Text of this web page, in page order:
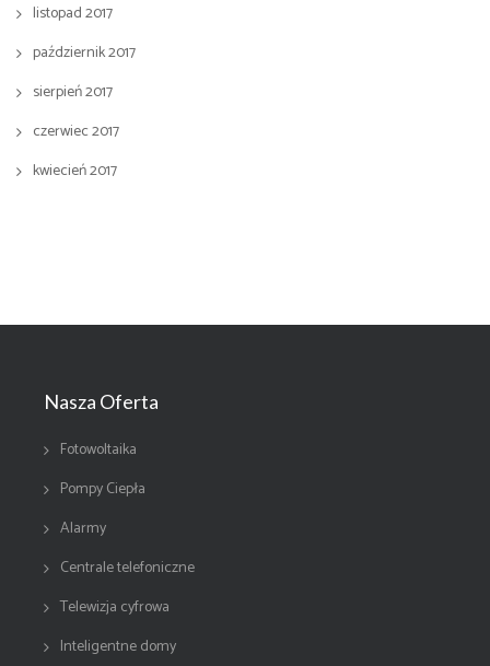
listopad 2017
październik 2017
sierpień 2017
czerwiec 2017
kwiecień 2017
Nasza Oferta
Fotowoltaika
Pompy Ciepła
Alarmy
Centrale telefoniczne
Telewizja cyfrowa
Inteligentne domy